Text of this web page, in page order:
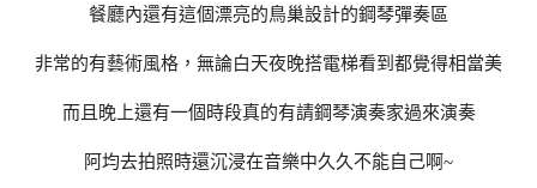
餐廳內還有這個漂亮的鳥巢設計的鋼琴彈奏區
非常的有藝術風格，無論白天夜晚搭電梯看到都覺得相當美
而且晚上還有一個時段真的有請鋼琴演奏家過來演奏
阿均去拍照時還沉浸在音樂中久久不能自己啊~